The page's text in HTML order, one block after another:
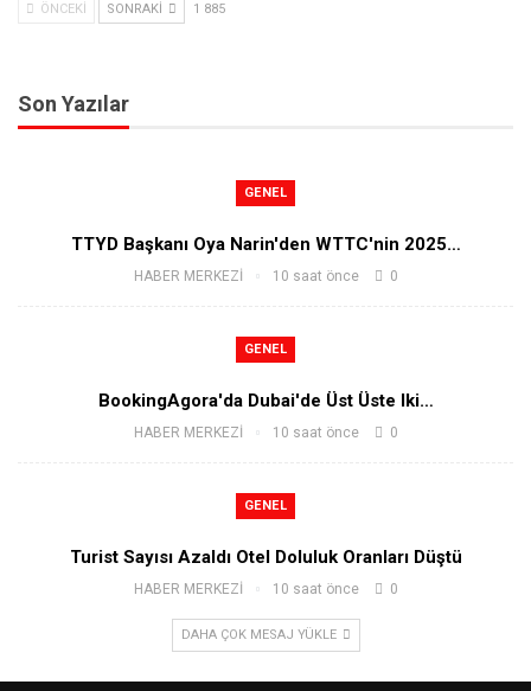
ÖNCEKI SONRAKI 1 885
Son Yazılar
GENEL
TTYD Başkanı Oya Narin'den WTTC'nin 2025…
HABER MERKEZİ 10 saat önce 0
GENEL
BookingAgora'da Dubai'de Üst Üste Iki…
HABER MERKEZİ 10 saat önce 0
GENEL
Turist Sayısı Azaldı Otel Doluluk Oranları Düştü
HABER MERKEZİ 10 saat önce 0
DAHA ÇOK MESAJ YÜKLE